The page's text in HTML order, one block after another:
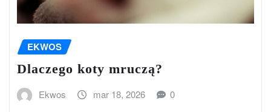
EKWOS
Dlaczego koty mruczą?
Ekwos mar 18, 2026 0